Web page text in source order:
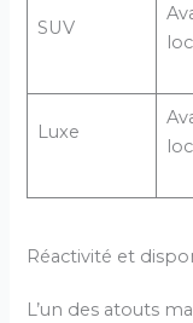
SUV
Luxe
Réactivité et
L’un des atouts